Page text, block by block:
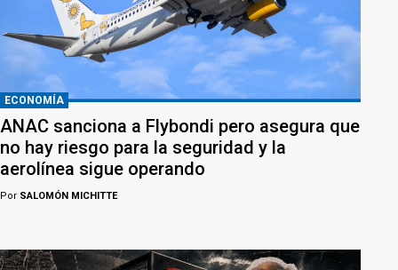
ECONOMÍA
ANAC sanciona a Flybondi pero asegura que
no hay riesgo para la seguridad y la
aerolínea sigue operando
Por SALOMÓN MICHITTE